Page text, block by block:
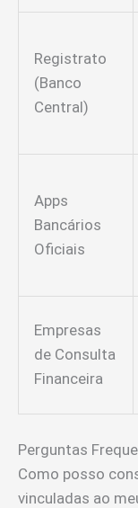
Registrato
(Banco
Central)
Apps
Bancários
Oficiais
Empresas
de Consulta
Financeira
Perguntas
Como posso
vinculadas ao